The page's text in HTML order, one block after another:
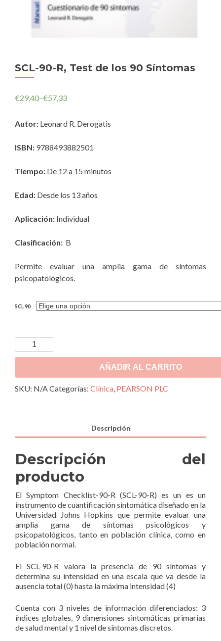
SCL-90-R, Test de los 90 Síntomas
€29,40–€57,33
Autor: Leonard R. Derogatis
ISBN: 9788493882501
Tiempo: De 12 a 15 minutos
Edad: Desde los 13 años
Aplicación: Individual
Clasificación: B
Permite evaluar una amplia gama de síntomas
psicopatológicos.
SCL 90
AÑADIR AL CARRITO
SKU: N/ACategorías: Clínica, PEARSON PLC
Descripción
Descripción del
producto
El Symptom Checklist-90-R (SCL-90-R) es un es un
instrumento de cuantificación sintomática diseñado en la
Universidad Johns Hopkins que permite evaluar una
amplia gama de síntomas psicológicos y
psicopatológicos, tanto en población clínica, como en
población normal.
El SCL-90-R valora la presencia de 90 síntomas y
determina su intensidad en una escala que va desde la
ausencia total (0) hasta la máxima intensidad (4)
Cuenta con 3 niveles de información diferenciados: 3
índices globales, 9 dimensiones sintomáticas primarias
de salud mental y 1 nivel de síntomas discretos.